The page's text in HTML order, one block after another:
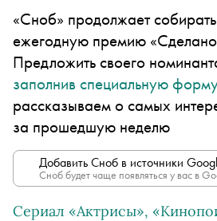
«Сноб» продолжает
ежегодную премию «Сделано
Предложить своего
заполнив специальную форму
рассказываем о самых
за прошедшую неделю
Добавить Сноб в источники
Сноб будет чаще появляться у вас в
Сериал «Актрисы»,